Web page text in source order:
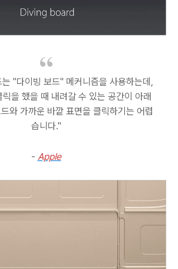
"다이빙 보드" 메커니즘을 사용하는데,
릭을 했을 때 내려갈 수 있는 공간이 아래
와 가까운 바깥 표면을 클릭하기는 어렵
습니다."
- Apple